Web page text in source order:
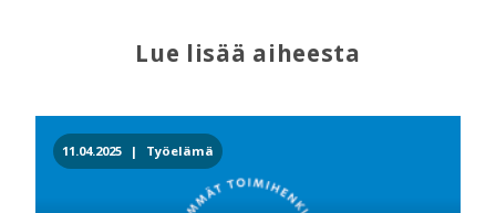
Lue lisää aiheesta
11.04.2025 | Työelämä